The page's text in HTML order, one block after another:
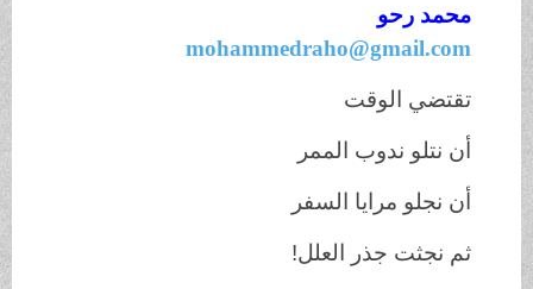
محمد رحو
mohammedraho@gmail.com
تقتضي الوقت
أن نتلو ندوب الممر
أن نجلو مرايا السفر
ثم نجثت جذر العلل!